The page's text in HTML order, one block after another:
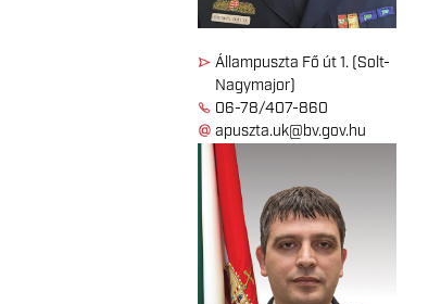
Állampuszta Fő út 1. (Solt-
Nagymajor)
06-78/407-860
apuszta.uk@bv.gov.hu